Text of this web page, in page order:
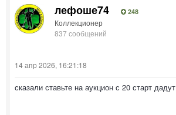
лефоше74 248
Коллекционер
837 сообщений
14 апр 2026, 16:21:18
сказали ставьте на аукцион с 20 старт дадут